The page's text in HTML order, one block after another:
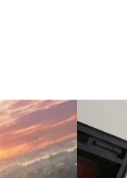
Sigorta
kadınlar ve takı